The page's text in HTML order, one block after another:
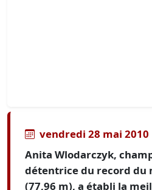
vendredi 28 mai 2010
Anita Wlodarczyk,
détentrice du record du
(77,96 m), a établi la